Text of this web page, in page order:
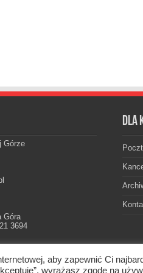
Górze
Góra
3694
Dla
Gorzowskiej. © 2026.
aby zapewnić Ci
wyrażasz zgodę na